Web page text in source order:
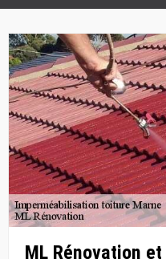
ML Rénovation